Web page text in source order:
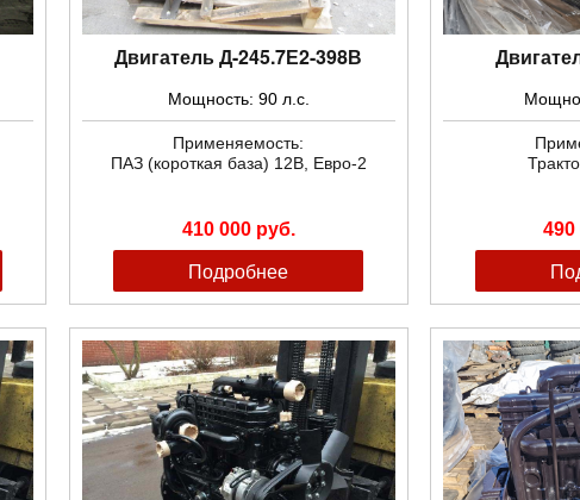
Двигатель Д-245.7Е2-398В
Мощность: 90 л.с.
Применяемость:
ПАЗ (короткая база) 12В, Евро-2
410 000 руб.
Подробнее
490